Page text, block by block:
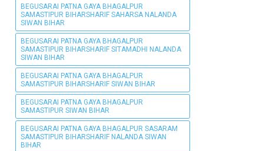
BEGUSARAI PATNA GAYA BHAGALPUR
SAMASTIPUR BIHARSHARIF SAHARSA NALANDA
SIWAN BIHAR
BEGUSARAI PATNA GAYA BHAGALPUR
SAMASTIPUR BIHARSHARIF SITAMADHI NALANDA
SIWAN BIHAR
BEGUSARAI PATNA GAYA BHAGALPUR
SAMASTIPUR BIHARSHARIF SIWAN BIHAR
BEGUSARAI PATNA GAYA BHAGALPUR
SAMASTIPUR SIWAN BIHAR
BEGUSARAI PATNA GAYA BHAGALPUR SASARAM
SAMASTIPUR BIHARSHARIF NALANDA SIWAN
BIHAR